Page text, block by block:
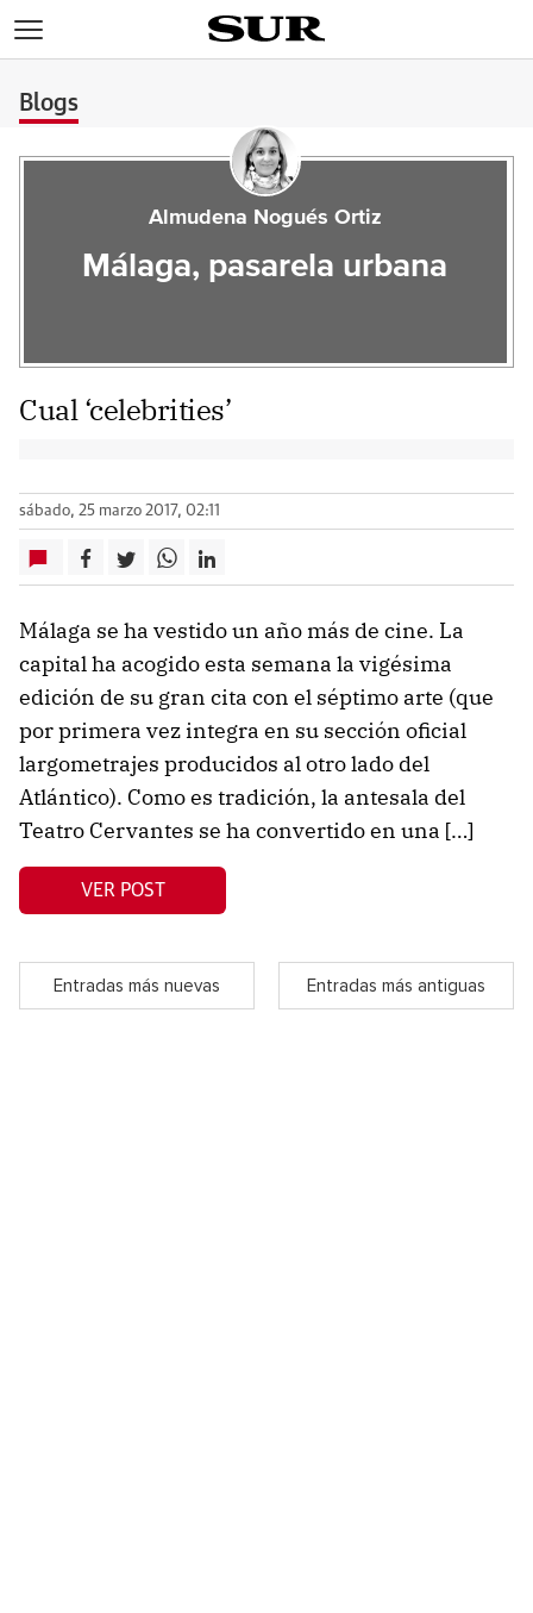
Blogs
Almudena Nogués Ortiz
Málaga, pasarela urbana
Cual ‘celebrities’
sábado, 25 marzo 2017, 02:11
Málaga se ha vestido un año más de cine. La
capital ha acogido esta semana la vigésima
edición de su gran cita con el séptimo arte (que
por primera vez integra en su sección oficial
largometrajes producidos al otro lado del
Atlántico). Como es tradición, la antesala del
Teatro Cervantes se ha convertido en una […]
VER POST
Entradas más nuevas Entradas más antiguas